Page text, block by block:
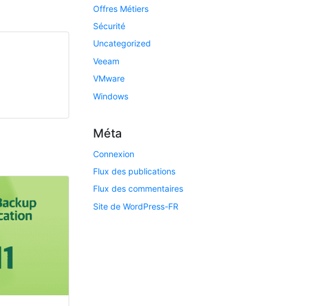
Offres Métiers
Sécurité
Uncategorized
Veeam
VMware
Windows
Méta
Connexion
Flux des publications
Flux des commentaires
Site de WordPress-FR